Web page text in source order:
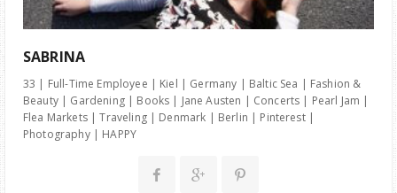
SABRINA
33 | Full-Time Employee | Kiel | Germany | Baltic Sea | Fashion &
Beauty | Gardening | Books | Jane Austen | Concerts | Pearl Jam |
Flea Markets | Traveling | Denmark | Berlin | Pinterest |
Photography | HAPPY